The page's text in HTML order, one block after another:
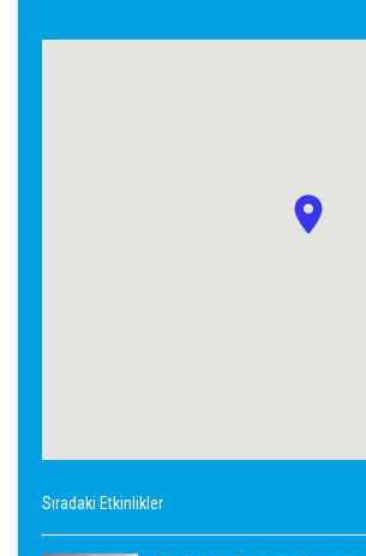
Sıradaki Etkinlikler